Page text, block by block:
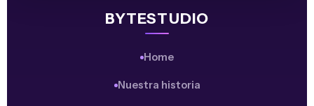
BYTESTUDIO
Home
Nuestra historia